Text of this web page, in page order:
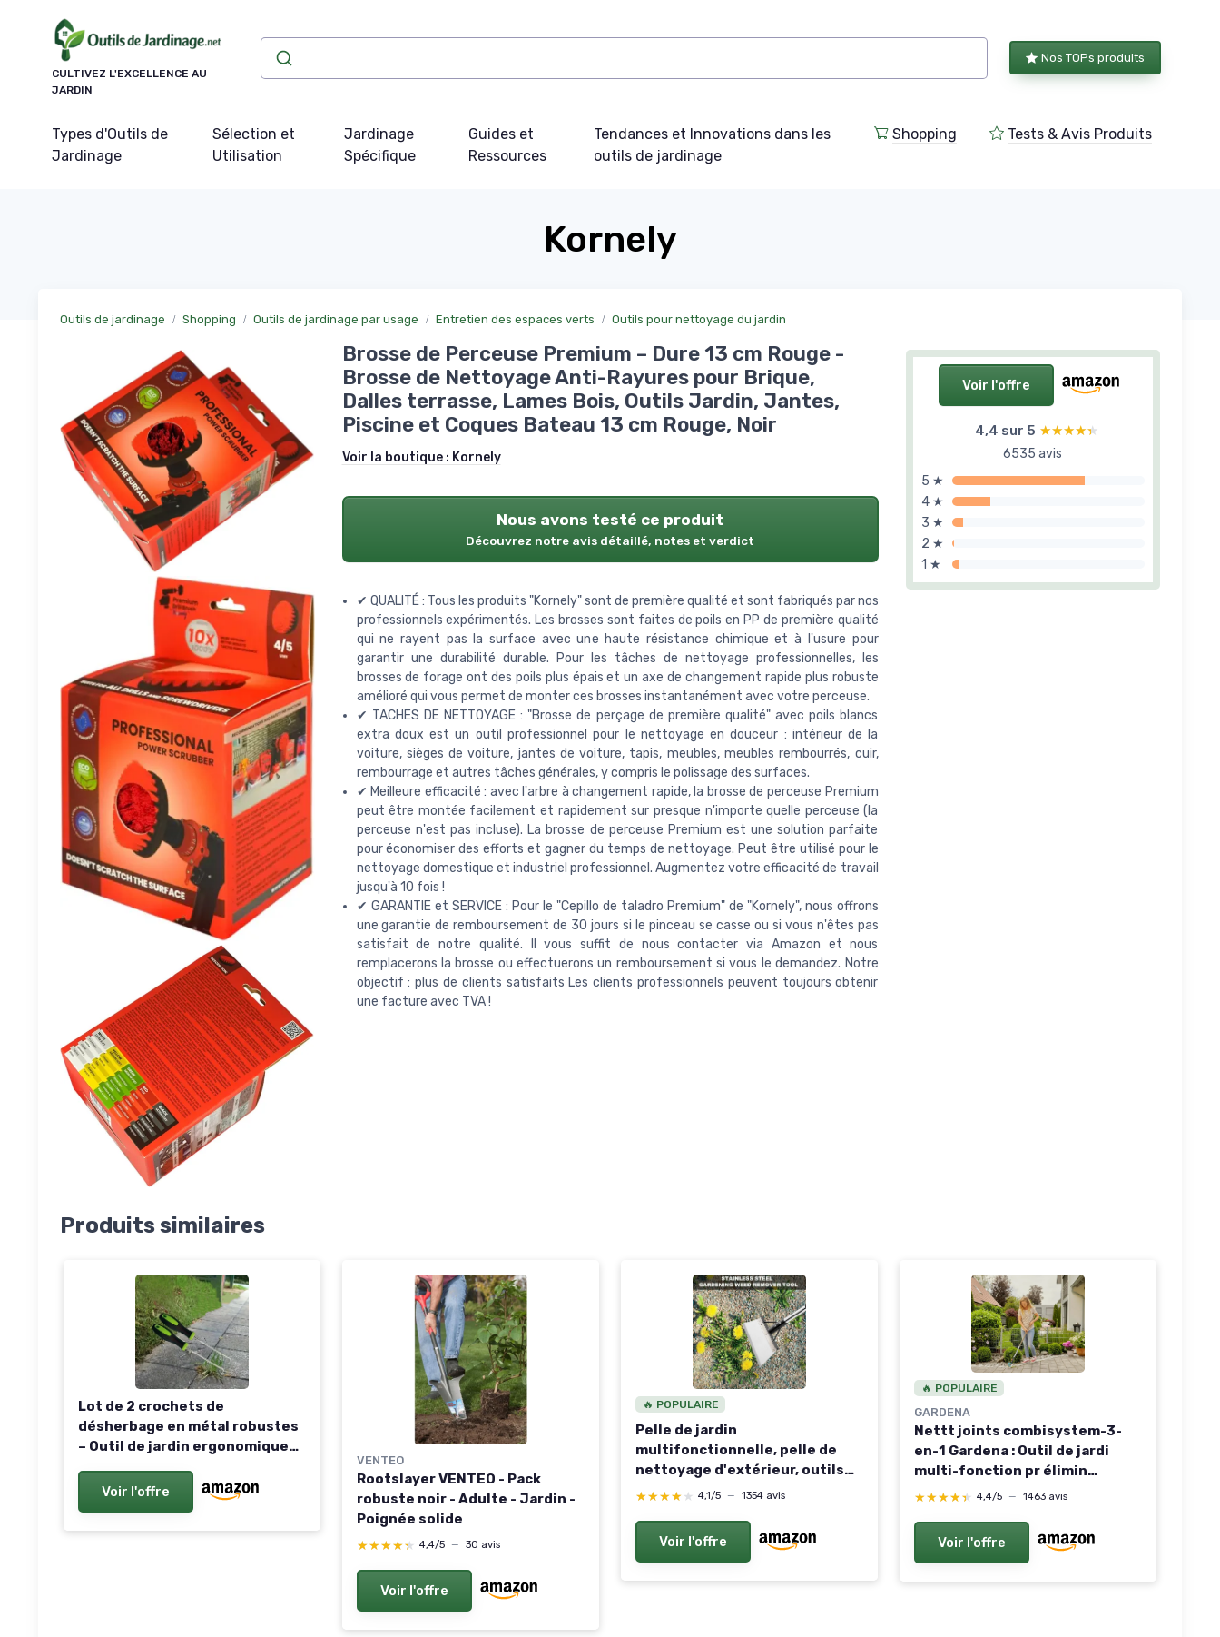
CULTIVEZ L'EXCELLENCE AU
JARDIN
Nos TOPs produits
Types d'Outils de
Jardinage
Sélection et
Utilisation
Jardinage
Spécifique
Guides et
Ressources
Tendances et Innovations dans les
outils de jardinage
Shopping Tests & Avis Produits
Kornely
Outils de jardinage Shopping Outils de jardinage par usage Entretien des espaces verts Outils pour nettoyage du jardin
Voir l'offre
4,4 sur 5 ★★★★★
★★★★★
6535 avis
5 ★
4 ★
3 ★
2 ★
1 ★
Brosse de Perceuse Premium – Dure 13 cm Rouge -
Brosse de Nettoyage Anti-Rayures pour Brique,
Dalles terrasse, Lames Bois, Outils Jardin, Jantes,
Piscine et Coques Bateau 13 cm Rouge, Noir
Voir la boutique : Kornely
Nous avons testé ce produit
Découvrez notre avis détaillé, notes et verdict
✔ QUALITÉ : Tous les produits "Kornely" sont de première qualité et sont fabriqués par nos
professionnels expérimentés. Les brosses sont faites de poils en PP de première qualité
qui ne rayent pas la surface avec une haute résistance chimique et à l'usure pour
garantir une durabilité durable. Pour les tâches de nettoyage professionnelles, les
brosses de forage ont des poils plus épais et un axe de changement rapide plus robuste
amélioré qui vous permet de monter ces brosses instantanément avec votre perceuse.
✔ TACHES DE NETTOYAGE : "Brosse de perçage de première qualité" avec poils blancs
extra doux est un outil professionnel pour le nettoyage en douceur : intérieur de la
voiture, sièges de voiture, jantes de voiture, tapis, meubles, meubles rembourrés, cuir,
rembourrage et autres tâches générales, y compris le polissage des surfaces.
✔ Meilleure efficacité : avec l'arbre à changement rapide, la brosse de perceuse Premium
peut être montée facilement et rapidement sur presque n'importe quelle perceuse (la
perceuse n'est pas incluse). La brosse de perceuse Premium est une solution parfaite
pour économiser des efforts et gagner du temps de nettoyage. Peut être utilisé pour le
nettoyage domestique et industriel professionnel. Augmentez votre efficacité de travail
jusqu'à 10 fois !
✔ GARANTIE et SERVICE : Pour le "Cepillo de taladro Premium" de "Kornely", nous offrons
une garantie de remboursement de 30 jours si le pinceau se casse ou si vous n'êtes pas
satisfait de notre qualité. Il vous suffit de nous contacter via Amazon et nous
remplacerons la brosse ou effectuerons un remboursement si vous le demandez. Notre
objectif : plus de clients satisfaits Les clients professionnels peuvent toujours obtenir
une facture avec TVA !
Produits similaires
Lot de 2 crochets de
désherbage en métal robustes
– Outil de jardin ergonomique
enlever la mousse et les
espaces restreints, entretien
Voir l'offre
VENTEO
Rootslayer VENTEO - Pack
robuste noir - Adulte - Jardin -
Poignée solide
★★★★★
★★★★★ 4,4/5 — 30 avis
Voir l'offre
🔥 POPULAIRE
Pelle de jardin
multifonctionnelle, pelle de
nettoyage d'extérieur, outils
de jardin multifonctionnels,
incluse, outil d'élimination des
mauvaises herbes pour
★★★★★
★★★★★ 4,1/5 — 1354 avis
Voir l'offre
🔥 POPULAIRE
GARDENA
Nettt joints combisystem-3-
en-1 Gardena : Outil de jardi
multi-fonction pr élimin
mauvaises herbes mousse ds
métal, lame acier inoxye - Va ac
ts manches cs (03608-20)
★★★★★
★★★★★ 4,4/5 — 1463 avis
Voir l'offre